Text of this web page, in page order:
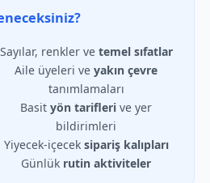
Sayılar, renkler ve temel sıfatlar
Aile üyeleri ve yakın çevre
tanımlamaları
Basit yön tarifleri ve yer
bildirimleri
Yiyecek-içecek sipariş kalıpları
Günlük rutin aktiviteler